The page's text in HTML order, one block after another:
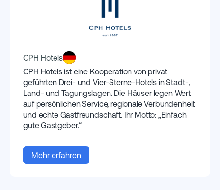
CPH Hotels
CPH Hotels ist eine Kooperation von privat
geführten Drei- und Vier-Sterne-Hotels in Stadt-,
Land- und Tagungslagen. Die Häuser legen Wert
auf persönlichen Service, regionale Verbundenheit
und echte Gastfreundschaft. Ihr Motto: „Einfach
gute Gastgeber.“
Mehr erfahren